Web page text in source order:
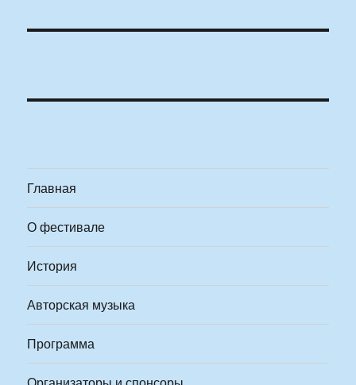
Главная
О фестивале
История
Авторская музыка
Программа